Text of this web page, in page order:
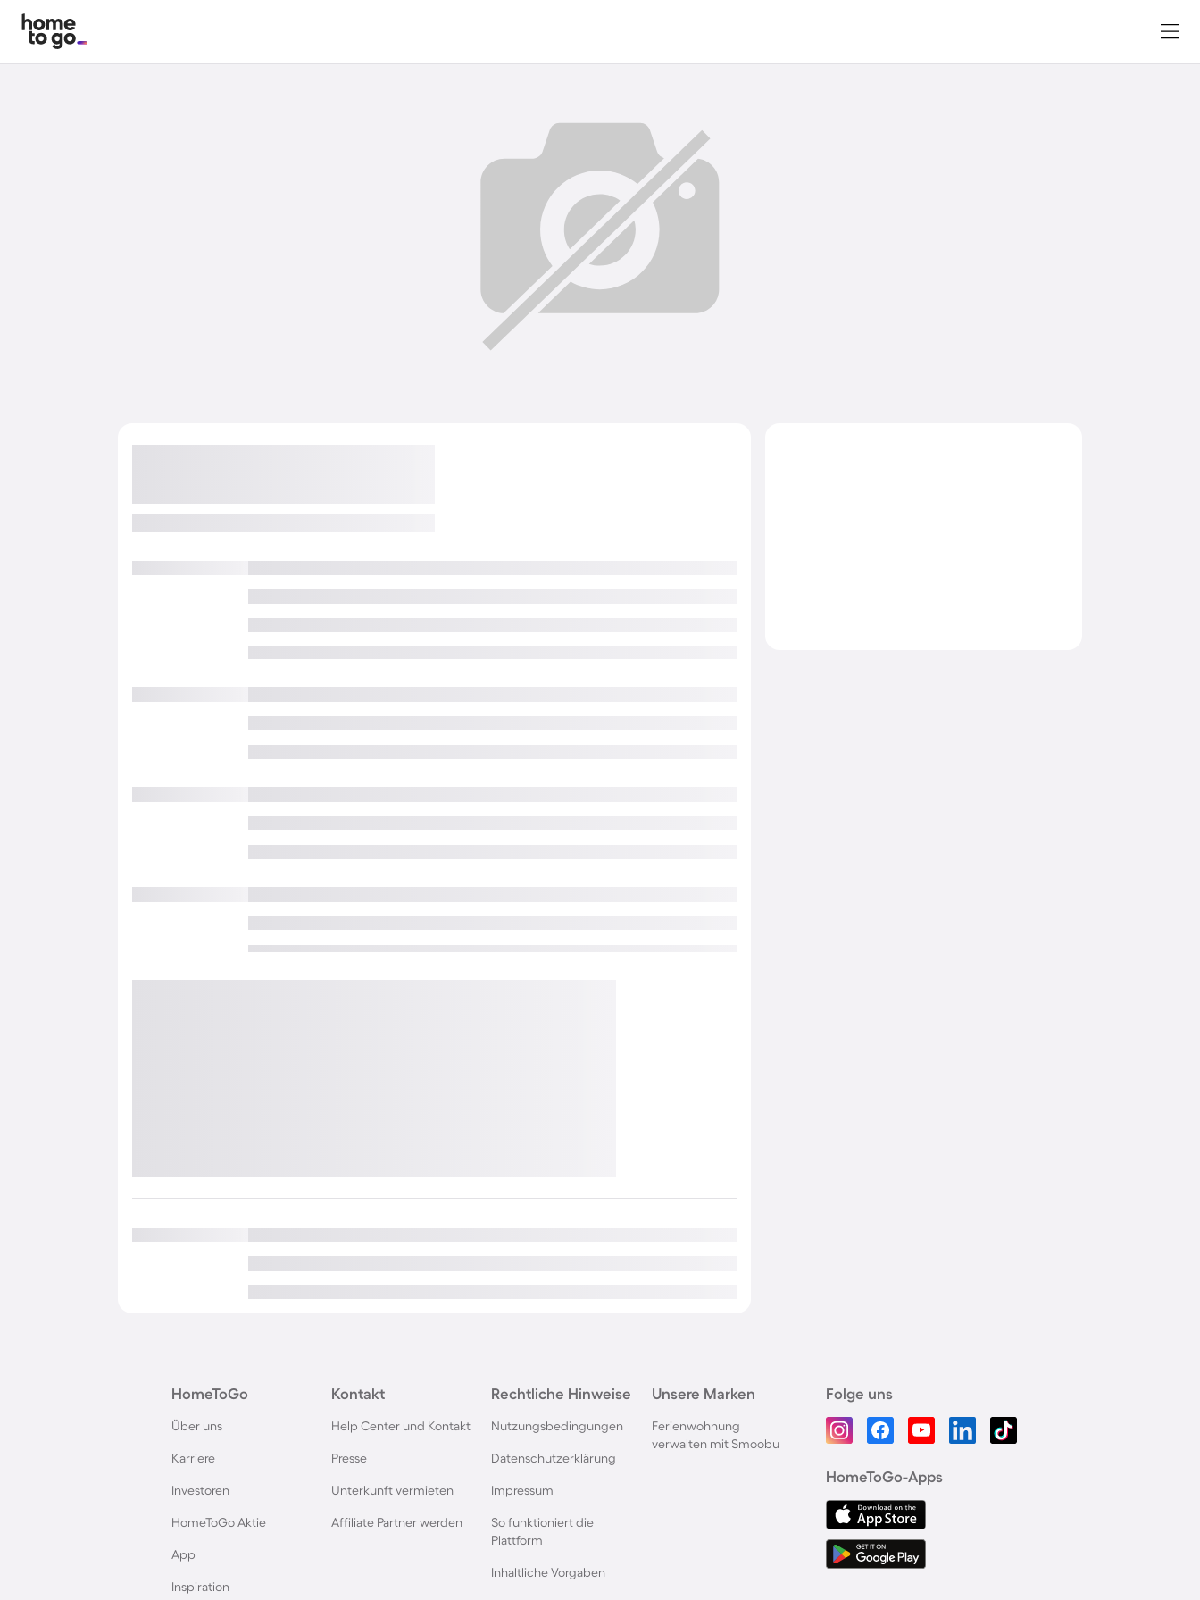
HomeToGo
Über uns
Karriere
Investoren
HomeToGo Aktie
App
Inspiration
Kontakt
Help Center und Kontakt
Presse
Unterkunft vermieten
Affiliate Partner werden
Rechtliche Hinweise
Nutzungsbedingungen
Datenschutzerklärung
Impressum
So funktioniert die
Plattform
Inhaltliche Vorgaben
Unsere Marken
Ferienwohnung
verwalten mit Smoobu
Folge uns
HomeToGo-Apps